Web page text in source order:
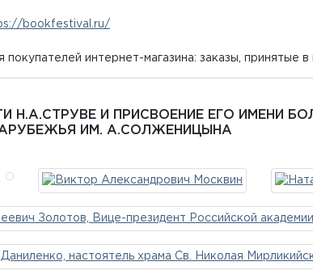
bookfestival.ru/
покупателей интернет-магазина: заказы, принятые
Н.А.СТРУВЕ И ПРИСВОЕНИЕ ЕГО ИМЕНИ
ИМ. А.СОЛЖЕНИЦЫНА